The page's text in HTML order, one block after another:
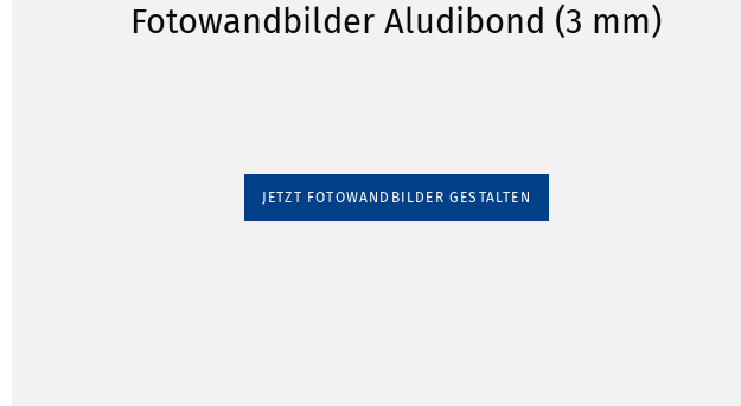
Fotowandbilder Aludibond (3 mm)
JETZT FOTOWANDBILDER GESTALTEN